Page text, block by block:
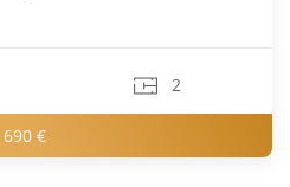
2
690 €